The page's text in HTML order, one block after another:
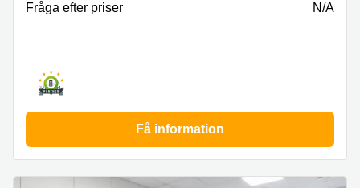
Fråga efter priser
N/A
Få information